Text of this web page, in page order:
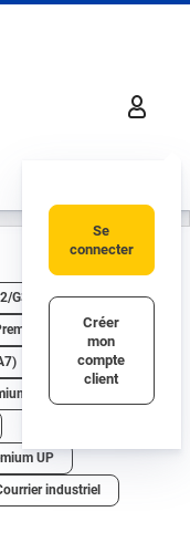
principal
Se
connecter
Créer
mon
compte
client
G3/G4)
Bak & Ke7
Prospection
UP
industriel